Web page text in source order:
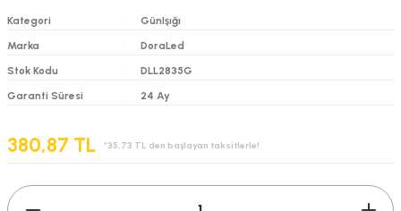
Kategori
GünIşığı
Marka
DoraLed
Stok Kodu
DLL2835G
Garanti Süresi
24 Ay
380,87 TL *35,73 TL den başlayan taksitlerle!